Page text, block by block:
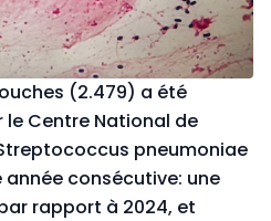
(2.479) a été
Centre National de
pneumoniae
consécutive: une
rapport à 2024, et